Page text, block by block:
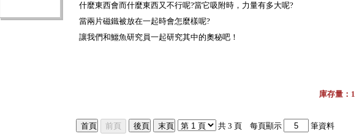
什麼東西會而什麼東西又不行呢?當它吸附時，力量有多大呢?
當兩片磁鐵被放在一起時會怎麼樣呢?
讓我們和鱷魚研究員一起研究其中的奧秘吧！
庫存量：1
共 3 頁 每頁顯示 筆資料